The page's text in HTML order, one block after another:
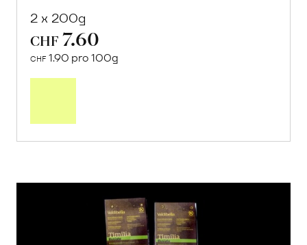
2 x 200g
CHF 7.60
CHF 1.90 pro 100g